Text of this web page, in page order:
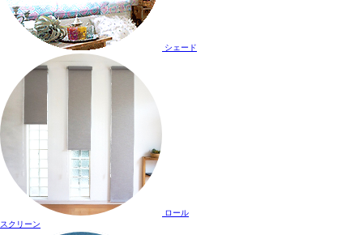
シェード
ロール
スクリーン